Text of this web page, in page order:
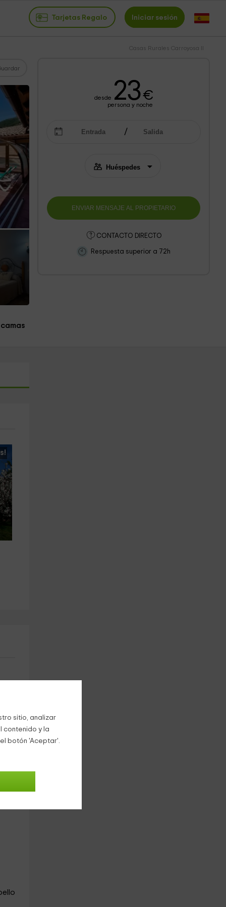
sitio, analizar
contenido y la
botón 'Aceptar'.
Tarjetas Regalo Iniciar sesión
Casas Rurales Carroyosa II
desde 23€
persona y noche
CONTACTO DIRECTO
Respuesta superior a 72h
camas
en